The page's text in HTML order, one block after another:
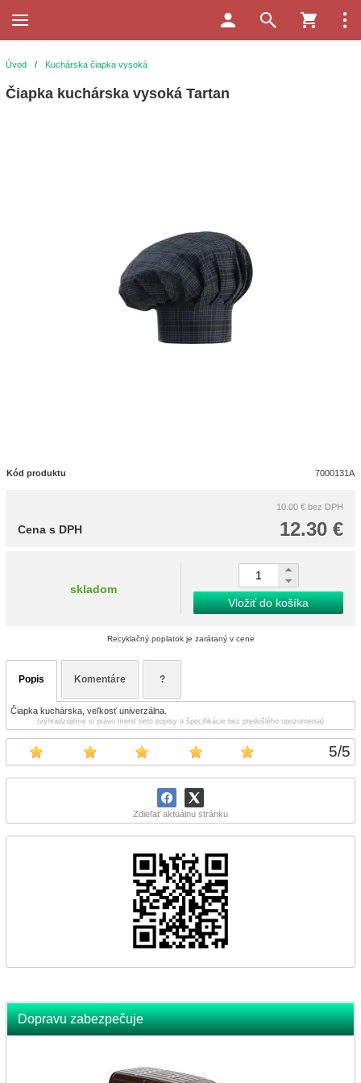
5/5
Zdieľať aktuálnu stránku
Dopravu zabezpečuje
Úvod / Kuchárska čiapka vysoká
Čiapka kuchárska vysoká Tartan
Kód produktu 7000131A
10.00 € bez DPH
12.30 €
Cena s DPH
skladom
Vložiť do košíka
Recyklačný poplatok je zarátaný v cene
Popis Komentáre ?
Čiapka kuchárska, veľkosť univerzálna.
(vyhradzujeme si právo meniť tieto popisy a špecifikácie bez predošlého upozornenia)